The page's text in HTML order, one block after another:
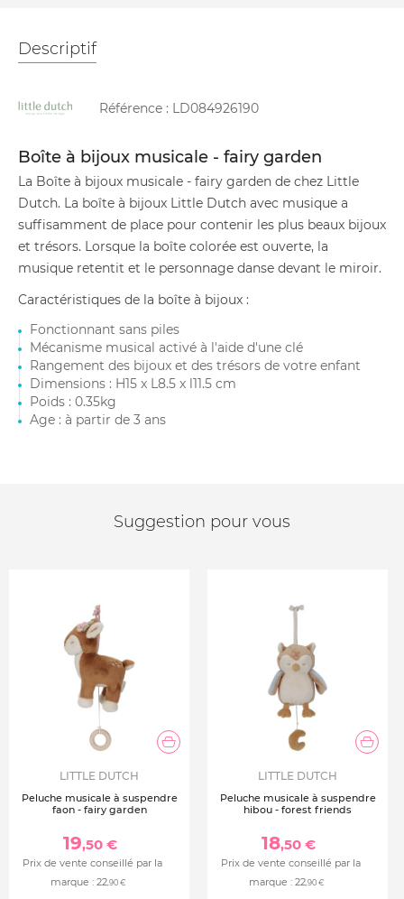
Descriptif
Référence : LD084926190
Boîte à bijoux musicale - fairy garden
La Boîte à bijoux musicale - fairy garden de chez Little
Dutch. La boîte à bijoux Little Dutch avec musique a
suffisamment de place pour contenir les plus beaux bijoux
et trésors. Lorsque la boîte colorée est ouverte, la
musique retentit et le personnage danse devant le miroir.
Caractéristiques de la boîte à bijoux :
Fonctionnant sans piles
Mécanisme musical activé à l'aide d'une clé
Rangement des bijoux et des trésors de votre enfant
Dimensions : H15 x L8.5 x l11.5 cm
Poids : 0.35kg
Age : à partir de 3 ans
Suggestion pour vous
LITTLE DUTCH
Peluche musicale à suspendre
faon - fairy garden
19,50 €
Prix de vente conseillé par la
marque : 22,90 €
LITTLE DUTCH
Peluche musicale à suspendre
hibou - forest friends
18,50 €
Prix de vente conseillé par la
marque : 22,90 €